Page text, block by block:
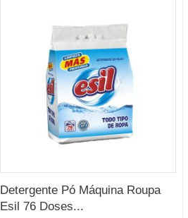
Detergente Pó Máquina Roupa
Esil 76 Doses...